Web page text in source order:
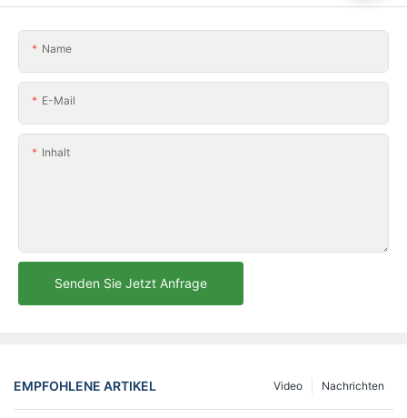
Name
E-Mail
Inhalt
Senden Sie Jetzt Anfrage
EMPFOHLENE ARTIKEL Nachrichten
Video